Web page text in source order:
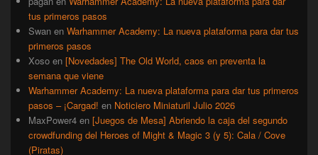
tus primeros pasos
Swan en Warhammer Academy: La nueva plataforma para dar tus
primeros pasos
Xoso en [Novedades] The Old World, caos en preventa la
semana que viene
Warhammer Academy: La nueva plataforma para dar tus primeros
pasos – ¡Cargad! en Noticiero Miniaturil Julio 2026
MaxPower4 en [Juegos de Mesa] Abriendo la caja del segundo
crowdfunding del Heroes of Might & Magic 3 (y 5): Cala / Cove
(Piratas)